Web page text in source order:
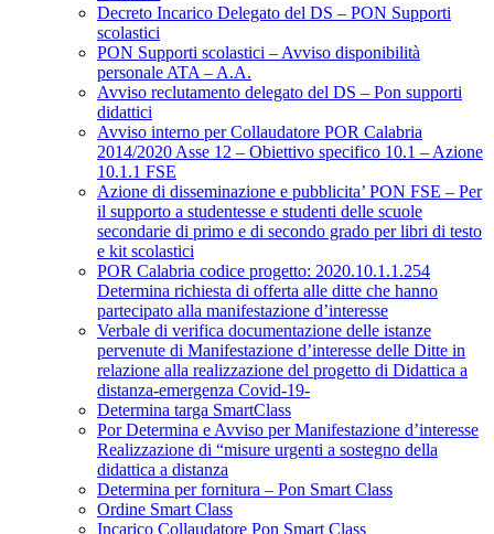
Decreto Incarico Delegato del DS – PON Supporti
scolastici
PON Supporti scolastici – Avviso disponibilità
personale ATA – A.A.
Avviso reclutamento delegato del DS – Pon supporti
didattici
Avviso interno per Collaudatore POR Calabria
2014/2020 Asse 12 – Obiettivo specifico 10.1 – Azione
10.1.1 FSE
Azione di disseminazione e pubblicita’ PON FSE – Per
il supporto a studentesse e studenti delle scuole
secondarie di primo e di secondo grado per libri di testo
e kit scolastici
POR Calabria codice progetto: 2020.10.1.1.254
Determina richiesta di offerta alle ditte che hanno
partecipato alla manifestazione d’interesse
Verbale di verifica documentazione delle istanze
pervenute di Manifestazione d’interesse delle Ditte in
relazione alla realizzazione del progetto di Didattica a
distanza-emergenza Covid-19-
Determina targa SmartClass
Por Determina e Avviso per Manifestazione d’interesse
Realizzazione di “misure urgenti a sostegno della
didattica a distanza
Determina per fornitura – Pon Smart Class
Ordine Smart Class
Incarico Collaudatore Pon Smart Class